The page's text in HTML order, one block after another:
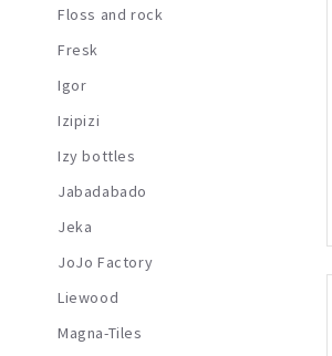
Floss and rock
Fresk
Igor
Izipizi
Izy bottles
Jabadabado
Jeka
JoJo Factory
Liewood
Magna-Tiles